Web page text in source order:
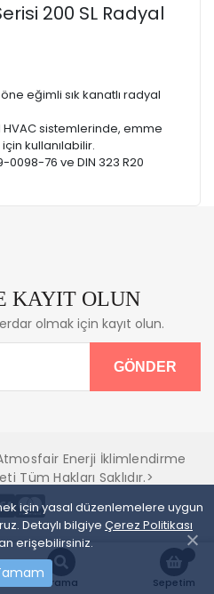
Sepetim
Arama
200 SL Radyal
eğimli sık kanatlı radyal
sistemlerinde, emme
kullanılabilir.
0098-76 ve DIN 323 R20
için yasal düzenlemelere uygun
Detaylı bilgiye Çerez Politikası
erişebilirsiniz.
KAYIT OLUN
olmak için kayıt olun.
Enerji İklimlendirme
Tüm Hakları Saklıdır.>